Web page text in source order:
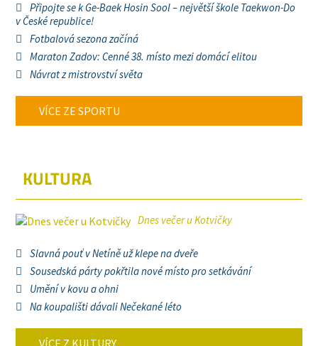
Připojte se k Ge-Baek Hosin Sool – největší škole Taekwon-Do
v České republice!
Fotbalová sezona začíná
Maraton Zadov: Cenné 38. místo mezi domácí elitou
Návrat z mistrovství světa
VÍCE ZE SPORTU
KULTURA
Dnes večer u Kotvičky
Slavná pouť v Netíně už klepe na dveře
Sousedská párty pokřtila nové místo pro setkávání
Umění v kovu a ohni
Na koupališti dávali Nečekané léto
VÍCE Z KULTURY